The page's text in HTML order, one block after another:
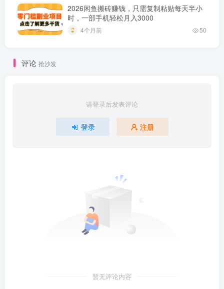
2026闲鱼搬砖赚钱，只需复制粘贴每天半小
时，一部手机轻松月入3000
4个月前 50
评论 抢沙发
请登录后发表评论
登录 注册
暂无评论内容